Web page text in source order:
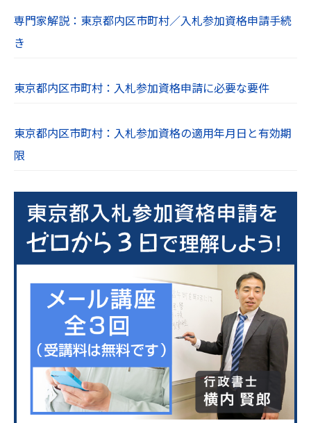
専門家解説：東京都内区市町村／入札参加資格申請手続
き
東京都内区市町村：入札参加資格申請に必要な要件
東京都内区市町村：入札参加資格の適用年月日と有効期
限